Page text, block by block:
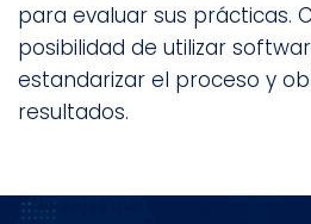
para evaluar sus prácticas.
posibilidad de utilizar
estandarizar el proceso y
resultados.
No dejes que el riesgo de los